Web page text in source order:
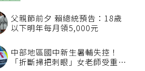
父親節前夕 賴總統預告：18歲
以下明年每月領5,000元
中部地區國中新生暑輔失控！
「折斷掃把刺眼」女老師受重傷